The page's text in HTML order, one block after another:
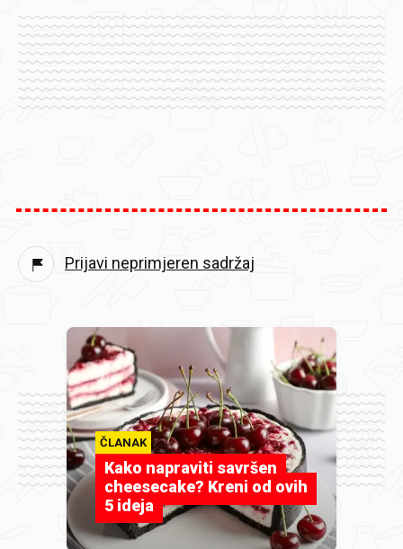
Prijavi neprimjeren sadržaj
ČLANAK
Kako napraviti savršen
cheesecake? Kreni od ovih
5 ideja